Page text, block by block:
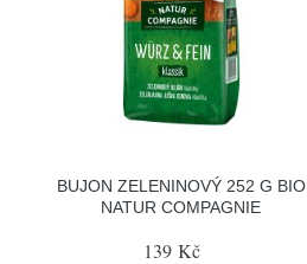
BUJON ZELENINOVÝ 252 G BIO
NATUR COMPAGNIE
139 Kč